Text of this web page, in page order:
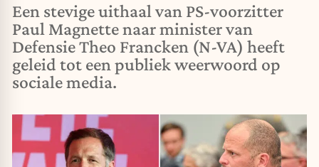
Een stevige uithaal van PS-voorzitter
Paul Magnette naar minister van
Defensie Theo Francken (N-VA) heeft
geleid tot een publiek weerwoord op
sociale media.